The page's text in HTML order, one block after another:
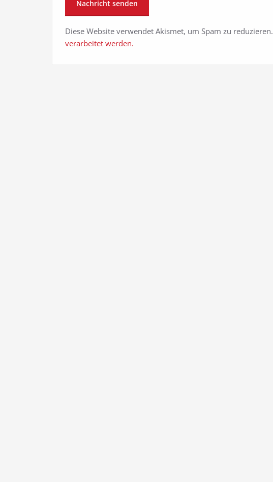
Diese Website verwendet Akismet, um Spam zu reduzieren.
verarbeitet werden.